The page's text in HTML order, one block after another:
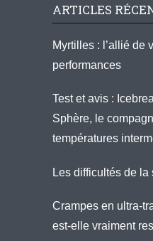
ARTICLES
Myrtilles : l’allié de
performances
Test et avis :
Sphère, le
températures
Les difficultés de
Crampes en ultra-
est-elle vraiment